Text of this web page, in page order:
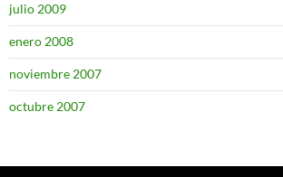
julio 2009
enero 2008
noviembre 2007
octubre 2007